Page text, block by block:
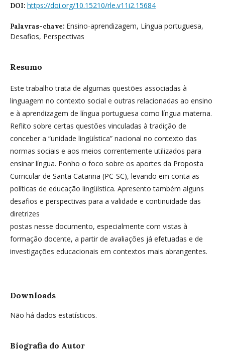
DOI: https://doi.org/10.15210/rle.v11i2.15684
Palavras-chave: Ensino-aprendizagem, Língua portuguesa,
Desafios, Perspectivas
Resumo
Este trabalho trata de algumas questões associadas à
linguagem no contexto social e outras relacionadas ao ensino
e à aprendizagem de língua portuguesa como língua materna.
Reflito sobre certas questões vinculadas à tradição de
conceber a “unidade lingüística” nacional no contexto das
normas sociais e aos meios correntemente utilizados para
ensinar língua. Ponho o foco sobre os aportes da Proposta
Curricular de Santa Catarina (PC-SC), levando em conta as
políticas de educação lingüística. Apresento também alguns
desafios e perspectivas para a validade e continuidade das
diretrizes
postas nesse documento, especialmente com vistas à
formação docente, a partir de avaliações já efetuadas e de
investigações educacionais em contextos mais abrangentes.
Downloads
Não há dados estatísticos.
Biografia do Autor